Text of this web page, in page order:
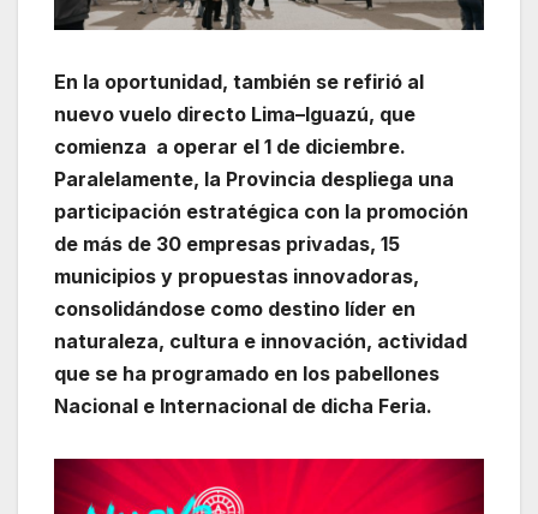
En la oportunidad, también se refirió al
nuevo vuelo directo Lima–Iguazú, que
comienza a operar el 1 de diciembre.
Paralelamente, la Provincia despliega una
participación estratégica con la promoción
de más de 30 empresas privadas, 15
municipios y propuestas innovadoras,
consolidándose como destino líder en
naturaleza, cultura e innovación, actividad
que se ha programado en los pabellones
Nacional e Internacional de dicha Feria.